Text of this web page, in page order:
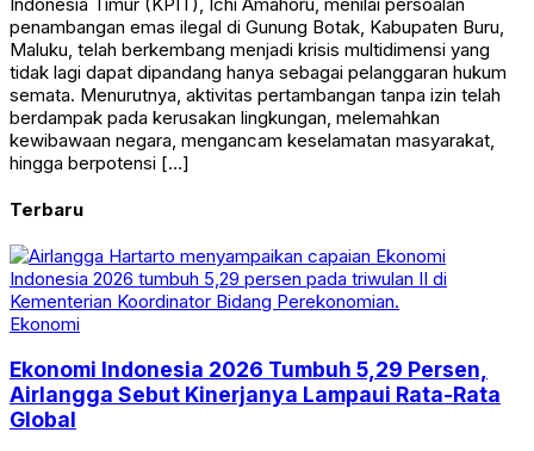
Indonesia Timur (KPIT), Ichi Amahoru, menilai persoalan
penambangan emas ilegal di Gunung Botak, Kabupaten Buru,
Maluku, telah berkembang menjadi krisis multidimensi yang
tidak lagi dapat dipandang hanya sebagai pelanggaran hukum
semata. Menurutnya, aktivitas pertambangan tanpa izin telah
berdampak pada kerusakan lingkungan, melemahkan
kewibawaan negara, mengancam keselamatan masyarakat,
hingga berpotensi […]
Terbaru
Ekonomi
Ekonomi Indonesia 2026 Tumbuh 5,29 Persen,
Airlangga Sebut Kinerjanya Lampaui Rata-Rata
Global